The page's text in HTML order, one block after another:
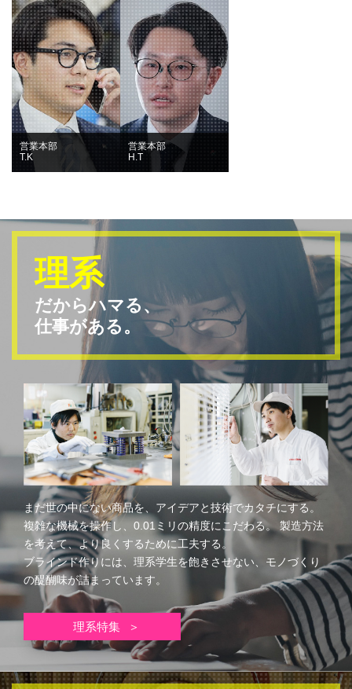
営業本部
T.K
営業本部
H.T
理系
だからハマる、
仕事がある。
まだ世の中にない商品を、アイデアと技術でカタチにする。
複雑な機械を操作し、0.01ミリの精度にこだわる。 製造方法
を考えて、より良くするために工夫する。
ブラインド作りには、理系学生を飽きさせない、モノづくり
の醍醐味が詰まっています。
理系特集